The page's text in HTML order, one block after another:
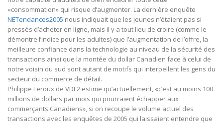
«consommation» qui risque d’augmenter. La dernière enquête
NETendances2005 nous indiquait que les jeunes n’étaient pas si
pressés d’acheter en ligne, mais il y a tout lieu de croire (comme le
démontre l’indice pour les adultes) que l’augmentation de l’offre, la
meilleure confiance dans la technologie au niveau de la sécurité des
transactions ainsi que la montée du dollar Canadien face à celui de
notre voisin du sud sont autant de motifs qui interpellent les gens du
secteur du commerce de détail.
Philippe Leroux de VDL2 estime qu’actuellement, «c’est au moins 100
millions de dollars par mois qui pourraient échapper aux
commerçants Canadiens», si on recoupe le volume actuel des
transactions avec les enquêtes de 2005 qui laissaient entendre que